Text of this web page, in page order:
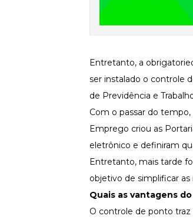
Entretanto, a
ser instalado o controle
de Previdência e
Com o passar do
Emprego criou as
eletrônico e definiram
Entretanto, mais tarde
objetivo de simplificar
Quais as vantagens
O controle de ponto traz